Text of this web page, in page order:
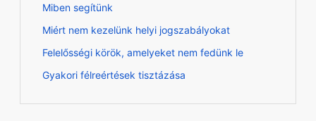
Miben segítünk
Miért nem kezelünk helyi jogszabályokat
Felelősségi körök, amelyeket nem fedünk le
Gyakori félreértések tisztázása